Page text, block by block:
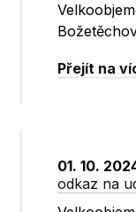
Přejít na
01. 10.
odkaz na